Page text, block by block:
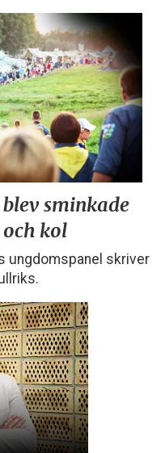
sminkade
kol
ungdomspanel skriver